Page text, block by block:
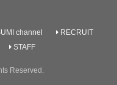
channel
RECRUIT
STAFF
Reserved.